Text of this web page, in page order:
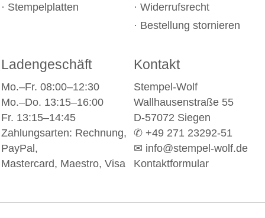
Stempelplatten
Widerrufsrecht
Bestellung stornieren
Ladengeschäft
Mo.–Fr. 08:00–12:30
Mo.–Do. 13:15–16:00
Fr. 13:15–14:45
Zahlungsarten: Rechnung,
PayPal,
Mastercard, Maestro, Visa
Kontakt
Stempel-Wolf
Wallhausenstraße 55
D-57072 Siegen
✆ +49 271 23292-51
✉ info@stempel-wolf.de
Kontaktformular